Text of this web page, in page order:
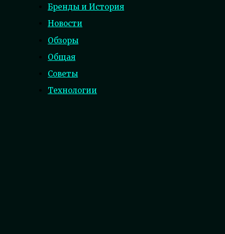
Бренды и История
Новости
Обзоры
Общая
Советы
Технологии